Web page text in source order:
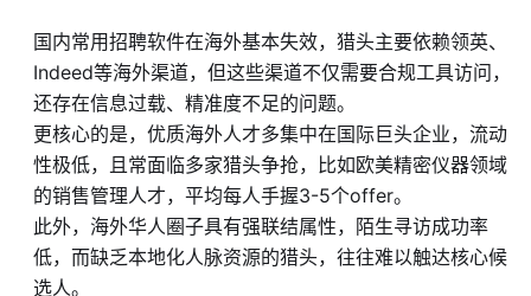
国内常用招聘软件在海外基本失效，猎头主要依赖领英、
Indeed等海外渠道，但这些渠道不仅需要合规工具访问，
还存在信息过载、精准度不足的问题。
更核心的是，优质海外人才多集中在国际巨头企业，流动
性极低，且常面临多家猎头争抢，比如欧美精密仪器领域
的销售管理人才，平均每人手握3-5个offer。
此外，海外华人圈子具有强联结属性，陌生寻访成功率
低，而缺乏本地化人脉资源的猎头，往往难以触达核心候
选人。